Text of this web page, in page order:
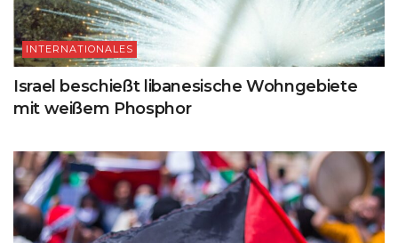
INTERNATIONALES
Israel beschießt libanesische Wohngebiete
mit weißem Phosphor